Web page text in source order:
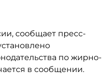
сообщает пресс-
по жирно-
в сообщении.